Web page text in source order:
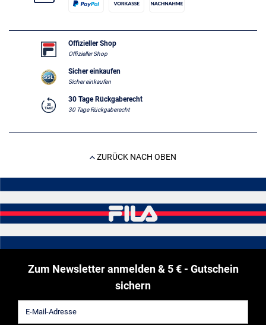
Offizieller Shop
Offizieller Shop
Sicher einkaufen
Sicher einkaufen
30 Tage Rückgaberecht
30 Tage Rückgaberecht
ZURÜCK NACH OBEN
Zum Newsletter anmelden & 5 € - Gutschein
sichern